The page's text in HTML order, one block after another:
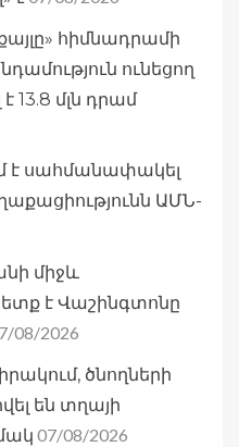
հիմնադրամի
ունեցող
մլն դրամ
է սահմանափակել
ԱՄՆ-
միջև
է Վաշինգտոնը
08/2026
ծնողների
են տղայի
07/08/2026